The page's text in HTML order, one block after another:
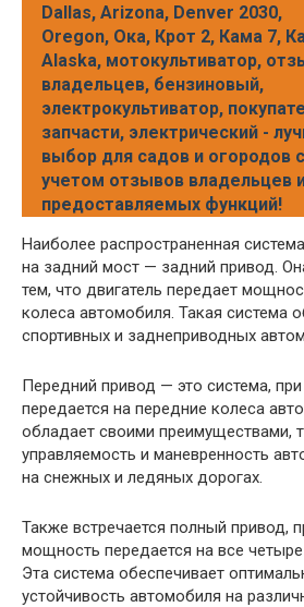
Dallas, Arizona, Denver 2030,
Oregon, Ока, Крот 2, Кама 7,
Alaska, мотокультиватор,
владельцев, бензиновый,
электрокультиватор,
запчасти, электрический -
выбор для садов и огородов с
учетом отзывов владельцев
предоставляемых функций!
Наиболее распространенная
на задний мост — задний привод.
тем, что двигатель передает
колеса автомобиля. Такая система
спортивных и заднеприводных
Передний привод — это система,
передается на передние колеса
обладает своими преимуществами,
управляемость и маневренность
на снежных и ледяных дорогах.
Также встречается полный привод,
мощность передается на все
Эта система обеспечивает
устойчивость автомобиля на